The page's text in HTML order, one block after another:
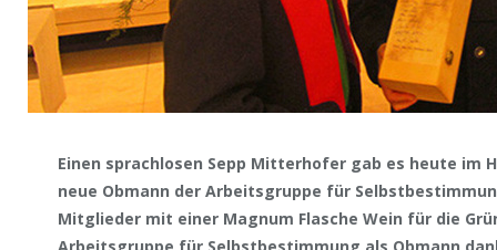
Einen sprachlosen Sepp Mitterhofer gab es heute im
neue Obmann der Arbeitsgruppe für
Mitglieder mit einer Magnum Flasche Wein für die